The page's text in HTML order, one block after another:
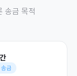
송금 목적
금